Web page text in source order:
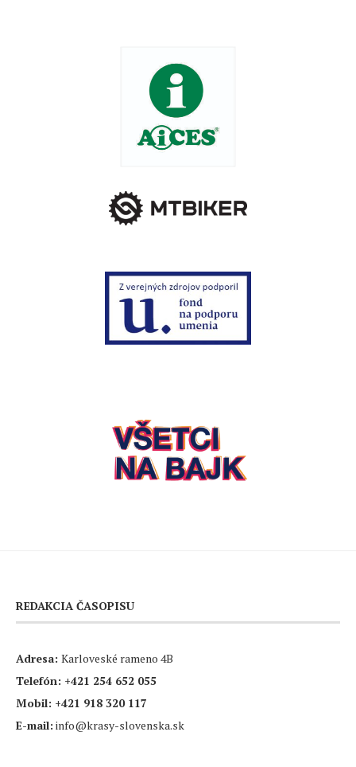
REDAKCIA ČASOPISU
Adresa: Karloveské rameno 4B
Telefón: +421 254 652 055
Mobil: +421 918 320 117
E-mail: info@krasy-slovenska.sk